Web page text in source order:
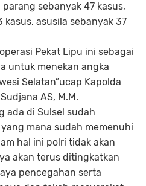
sebanyak 47 kasus,
asusila sebanyak 37
Pekat Lipu ini sebagai
untuk menekan angka
Selatan”ucap Kapolda
AS, M.M.
ada di Sulsel sudah
mana sudah memenuhi
hal ini polri tidak akan
akan terus ditingkatkan
pencegahan serta